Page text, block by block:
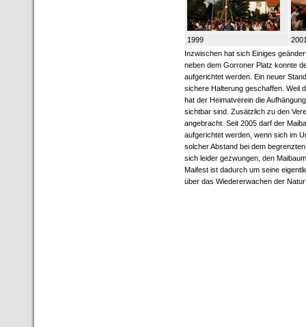
1999
Inzwischen hat sich Einiges
neben dem Gorroner Platz konnte
aufgerichtet werden. Ein neuer
sichere Halterung geschaffen. Weil
hat der Heimatverein die
sichtbar sind. Zusätzlich zu den
angebracht. Seit 2005 darf der
aufgerichtet werden, wenn sich im
solcher Abstand bei dem
sich leider gezwungen, den
Maifest ist dadurch um seine
über das Wiedererwachen der